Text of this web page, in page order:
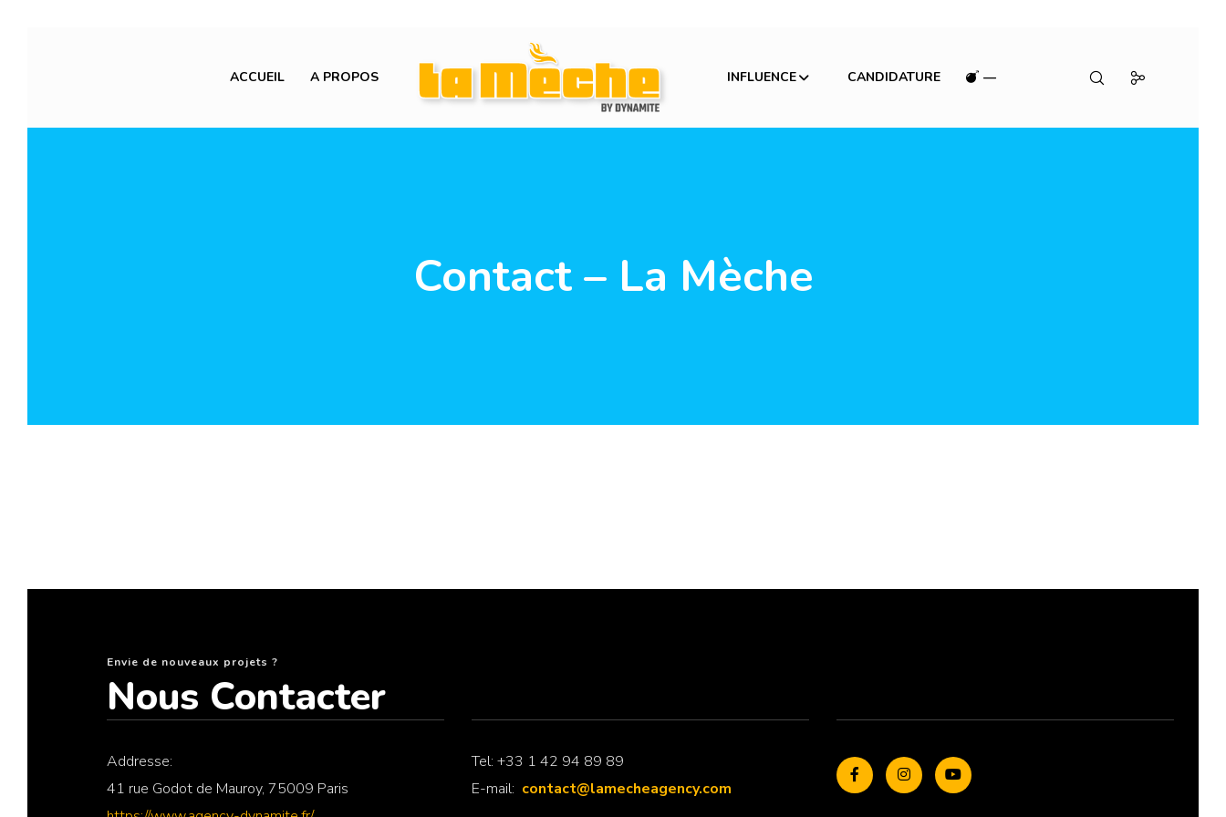
ACCUEIL A PROPOS INFLUENCE CANDIDATURE —
Contact – La Mèche
Envie de nouveaux projets ?
Nous Contacter
Addresse:
41 rue Godot de Mauroy, 75009 Paris
Tel: +33 1 42 94 89 89
E-mail: contact@lamecheagency.com